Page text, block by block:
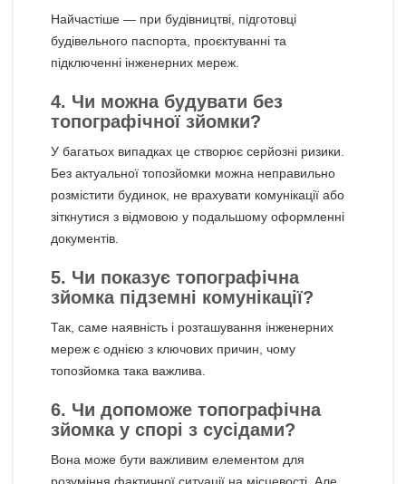
Найчастіше — при будівництві, підготовці
будівельного паспорта, проєктуванні та
підключенні інженерних мереж.
4. Чи можна будувати без
топографічної зйомки?
У багатьох випадках це створює серйозні ризики.
Без актуальної топозйомки можна неправильно
розмістити будинок, не врахувати комунікації або
зіткнутися з відмовою у подальшому оформленні
документів.
5. Чи показує топографічна
зйомка підземні комунікації?
Так, саме наявність і розташування інженерних
мереж є однією з ключових причин, чому
топозйомка така важлива.
6. Чи допоможе топографічна
зйомка у спорі з сусідами?
Вона може бути важливим елементом для
розуміння фактичної ситуації на місцевості. Але